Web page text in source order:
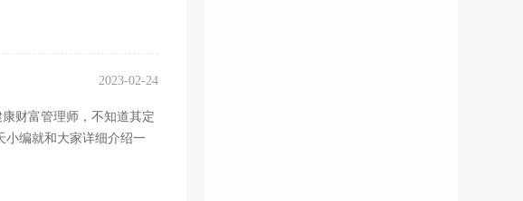
2023-02-24
财富管理师，不知道其定
小编就和大家详细介绍一